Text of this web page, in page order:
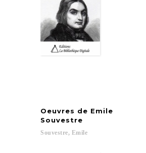
Oeuvres de Emile
Souvestre
Souvestre, Emile